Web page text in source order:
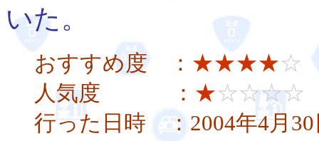
いた。
おすすめ度 ： ★★★★☆
人気度 ： ★☆☆☆☆
行った日時 ：2004年4月